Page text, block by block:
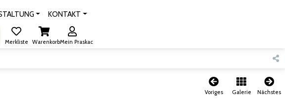
KONTAKT
Merkliste WarenkorbMein Praskac
Voriges Galerie Nächstes